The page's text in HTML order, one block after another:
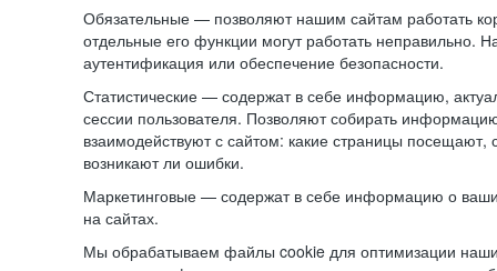
Обязательные — позволяют нашим сайтам работать
отдельные его функции могут работать неправильно.
аутентификация или обеспечение безопасности.
Статистические — содержат в себе информацию,
сессии пользователя. Позволяют собирать
взаимодействуют с сайтом: какие страницы посещают,
возникают ли ошибки.
Маркетинговые — содержат в себе информацию о
на сайтах.
Мы обрабатываем файлы cookie для оптимизации